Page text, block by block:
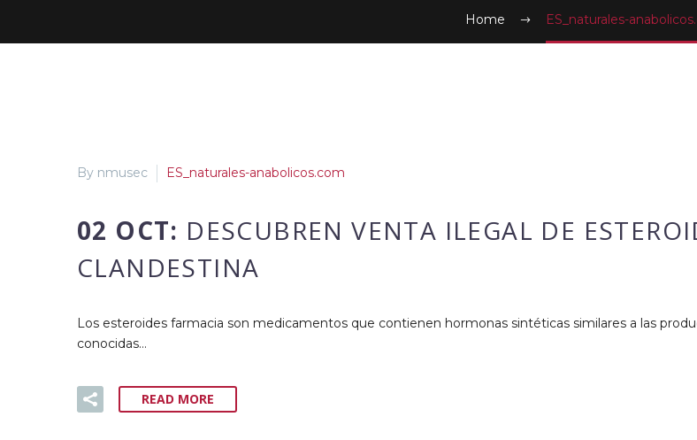
Home ES_naturales-
By nmusec ES_naturales-anabolicos.com
02 OCT: DESCUBREN VENTA ILEGAL DE
CLANDESTINA
Los esteroides farmacia son medicamentos que contienen hormonas sintéticas similares a las
conocidas…
READ MORE